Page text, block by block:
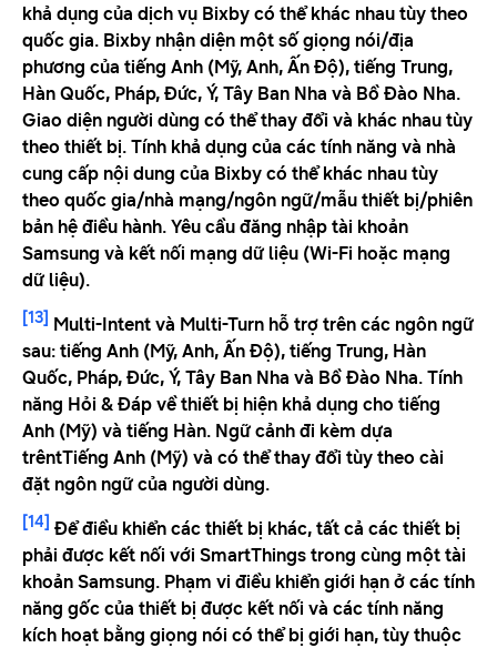
khả dụng của dịch vụ Bixby có thể khác nhau tùy theo
quốc gia. Bixby nhận diện một số giọng nói/địa
phương của tiếng Anh (Mỹ, Anh, Ấn Độ), tiếng Trung,
Hàn Quốc, Pháp, Đức, Ý, Tây Ban Nha và Bồ Đào Nha.
Giao diện người dùng có thể thay đổi và khác nhau tùy
theo thiết bị. Tính khả dụng của các tính năng và nhà
cung cấp nội dung của Bixby có thể khác nhau tùy
theo quốc gia/nhà mạng/ngôn ngữ/mẫu thiết bị/phiên
bản hệ điều hành. Yêu cầu đăng nhập tài khoản
Samsung và kết nối mạng dữ liệu (Wi-Fi hoặc mạng
dữ liệu).
[13] Multi-Intent và Multi-Turn hỗ trợ trên các ngôn ngữ
sau: tiếng Anh (Mỹ, Anh, Ấn Độ), tiếng Trung, Hàn
Quốc, Pháp, Đức, Ý, Tây Ban Nha và Bồ Đào Nha. Tính
năng Hỏi & Đáp về thiết bị hiện khả dụng cho tiếng
Anh (Mỹ) và tiếng Hàn. Ngữ cảnh đi kèm dựa
trêntTiếng Anh (Mỹ) và có thể thay đổi tùy theo cài
đặt ngôn ngữ của người dùng.
[14] Để điều khiển các thiết bị khác, tất cả các thiết bị
phải được kết nối với SmartThings trong cùng một tài
khoản Samsung. Phạm vi điều khiển giới hạn ở các tính
năng gốc của thiết bị được kết nối và các tính năng
kích hoạt bằng giọng nói có thể bị giới hạn, tùy thuộc